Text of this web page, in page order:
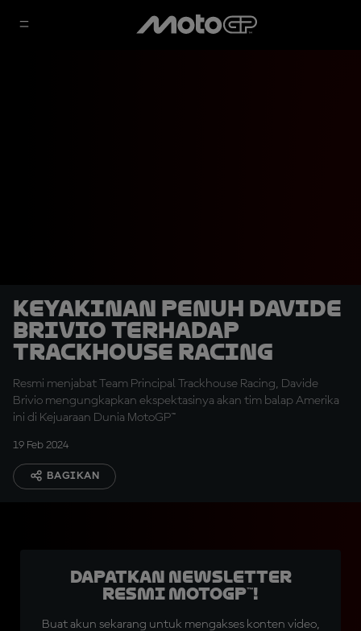
Keyakinan Penuh Davide
Brivio terhadap
Trackhouse Racing
Resmi menjabat Team Principal Trackhouse Racing, Davide
Brivio mengungkapkan ekspektasinya akan tim balap Amerika
ini di Kejuaraan Dunia MotoGP™
19 Feb 2024
BAGIKAN
Dapatkan Newsletter
Resmi MotoGP™!
Buat akun sekarang untuk mengakses konten video,